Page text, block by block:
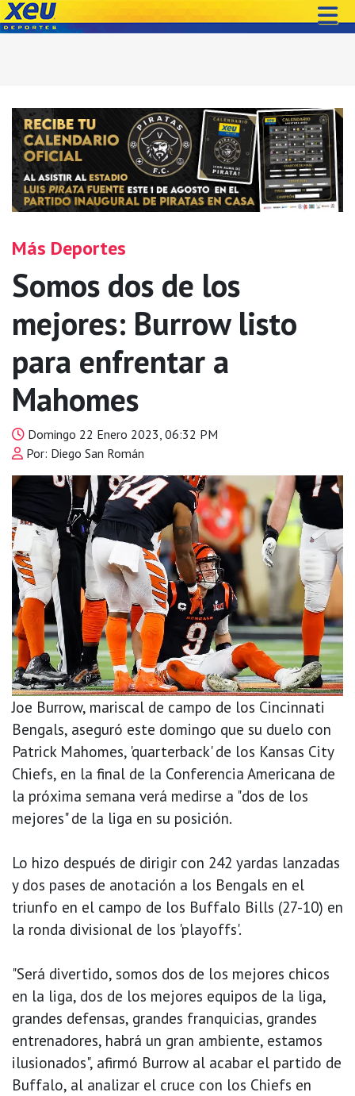
Más Deportes
Somos dos de los
mejores: Burrow listo
para enfrentar a
Mahomes
Domingo 22 Enero 2023, 06:32 PM
Por: Diego San Román
Joe Burrow, mariscal de campo de los Cincinnati
Bengals, aseguró este domingo que su duelo con
Patrick Mahomes, 'quarterback' de los Kansas City
Chiefs, en la final de la Conferencia Americana de
la próxima semana verá medirse a "dos de los
mejores" de la liga en su posición.
Lo hizo después de dirigir con 242 yardas lanzadas
y dos pases de anotación a los Bengals en el
triunfo en el campo de los Buffalo Bills (27-10) en
la ronda divisional de los 'playoffs'.
"Será divertido, somos dos de los mejores chicos
en la liga, dos de los mejores equipos de la liga,
grandes defensas, grandes franquicias, grandes
entrenadores, habrá un gran ambiente, estamos
ilusionados", afirmó Burrow al acabar el partido de
Buffalo, al analizar el cruce con los Chiefs en